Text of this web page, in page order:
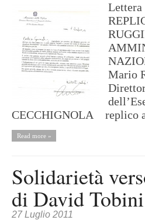
Mario
CECCHIGNOLA replico
Read more »
Solidarietà
di David Tobini
27 Luglio 2011